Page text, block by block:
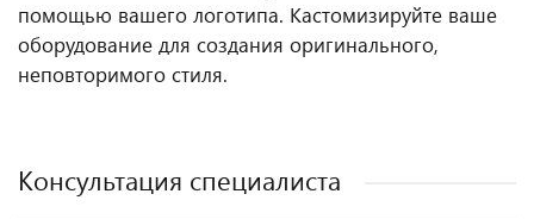
помощью вашего логотипа. Кастомизируйте ваше
оборудование для создания оригинального,
неповторимого стиля.
Консультация специалиста